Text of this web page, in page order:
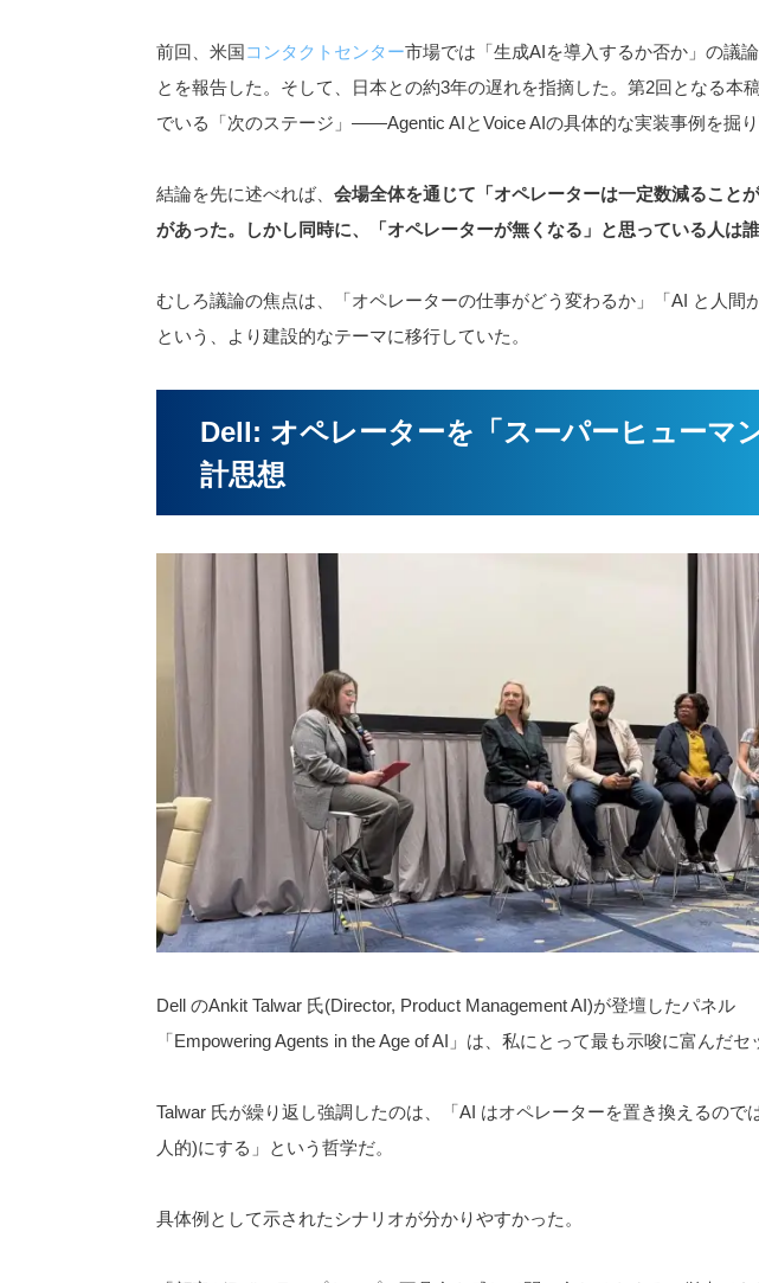
前回、米国コンタクトセンター市場では「生成AIを導入するか否か」の議
とを報告した。そして、日本との約3年の遅れを指摘した。第2回となる本
でいる「次のステージ」――Agentic AIとVoice AIの具体的な実装事例を掘り
結論を先に述べれば、 会場全体を通じて「オペレーターは一定数減ること
があった。しかし同時に、「オペレーターが無くなる」と思っている人は誰
むしろ議論の焦点は、「オペレーターの仕事がどう変わるか」「AI と人間
という、より建設的なテーマに移行していた。
Dell: オペレーターを「スーパーヒューマ
計思想
Dell のAnkit Talwar 氏(Director, Product Management AI)が登壇したパネル
「Empowering Agents in the Age of AI」は、私にとって最も示唆に富んだセ
Talwar 氏が繰り返し強調したのは、「AI はオペレーターを置き換えるので
人的)にする」という哲学だ。
具体例として示されたシナリオが分かりやすかった。